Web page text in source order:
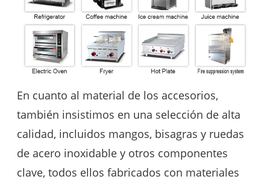
En cuanto al material de los accesorios,
también insistimos en una selección de alta
calidad, incluidos mangos, bisagras y ruedas
de acero inoxidable y otros componentes
clave, todos ellos fabricados con materiales